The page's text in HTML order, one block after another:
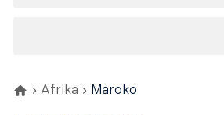
Afrika Maroko